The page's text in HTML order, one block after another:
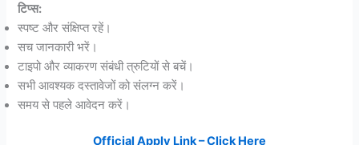
टिप्स:
स्पष्ट और संक्षिप्त रहें।
सच जानकारी भरें।
टाइपो और व्याकरण संबंधी त्रुटियों से बचें।
सभी आवश्यक दस्तावेजों को संलग्न करें।
समय से पहले आवेदन करें।
Official Apply Link – Click Here